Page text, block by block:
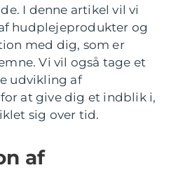
I denne artikel vil vi
hudplejeprodukter og
med dig, som er
Vi vil også tage et
udvikling af
at give dig et indblik i,
sig over tid.
af